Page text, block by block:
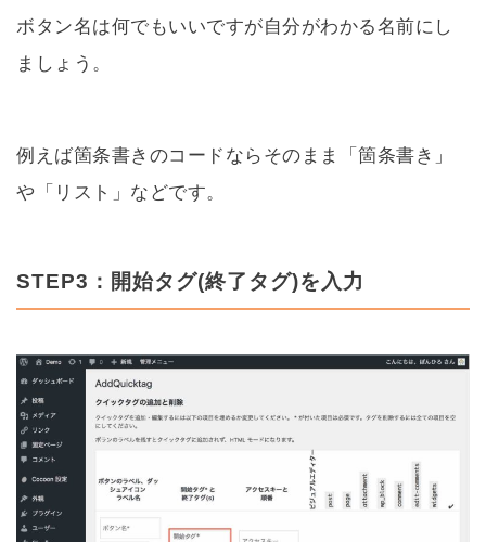
ボタン名は何でもいいですが自分がわかる名前にし
ましょう。
例えば箇条書きのコードならそのまま「箇条書き」
や「リスト」などです。
STEP3：開始タグ(終了タグ)を入力